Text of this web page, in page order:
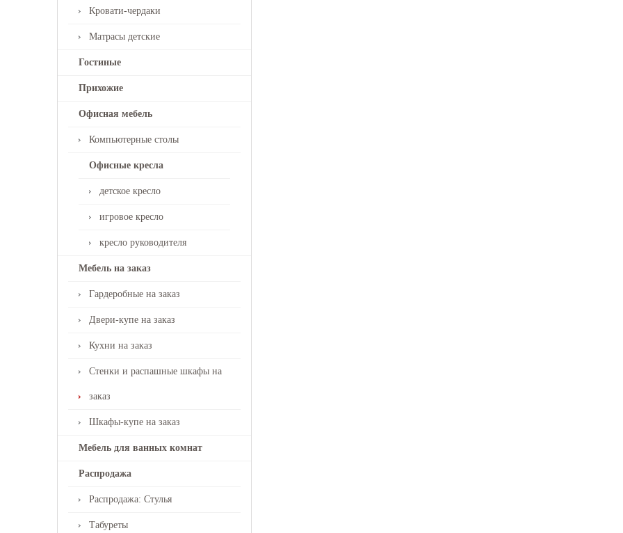
Кровати-чердаки
Матрасы детские
Гостиные
Прихожие
Офисная мебель
Компьютерные столы
Офисные кресла
детское кресло
игровое кресло
кресло руководителя
Мебель на заказ
Гардеробные на заказ
Двери-купе на заказ
Кухни на заказ
Стенки и распашные шкафы на
заказ
Шкафы-купе на заказ
Мебель для ванных комнат
Распродажа
Распродажа: Стулья
Табуреты